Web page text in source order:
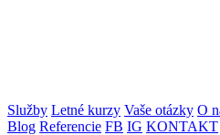
Služby Letné kurzy Vaše otázky O
Blog Referencie FB IG KONTAKT